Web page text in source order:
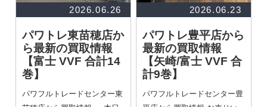
2026.06.26
パワトレ東苗穂店か
ら最新の買取情報
【富士 VVF 合計14
巻】
パワフルトレードセンター東
2026.06.23
パワトレ豊平店から
最新の買取情報
【矢崎/富士 VVF 合
計9巻】
パワフルトレードセンター豊